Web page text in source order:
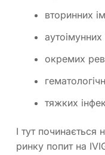
вторинних
окремих
тяжких
І тут
ринку попит на